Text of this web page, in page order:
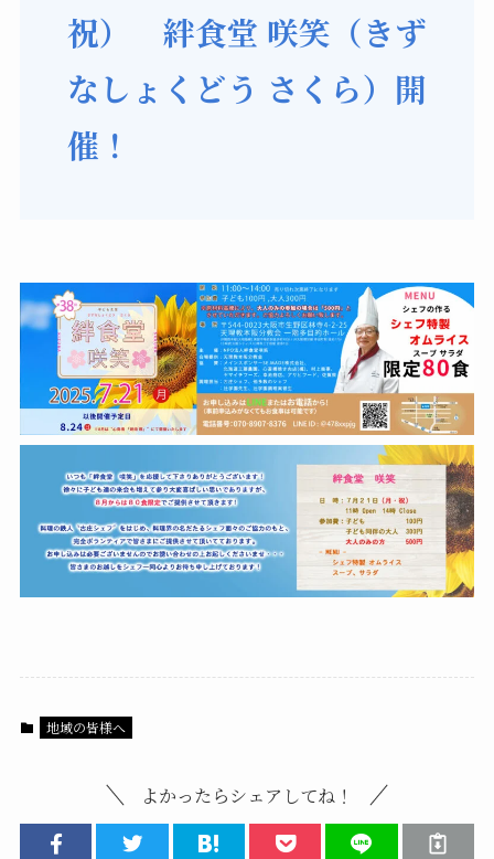
祝） 絆食堂 咲笑（きず
なしょくどう さくら）開
催！
地域の皆様へ
よかったらシェアしてね！